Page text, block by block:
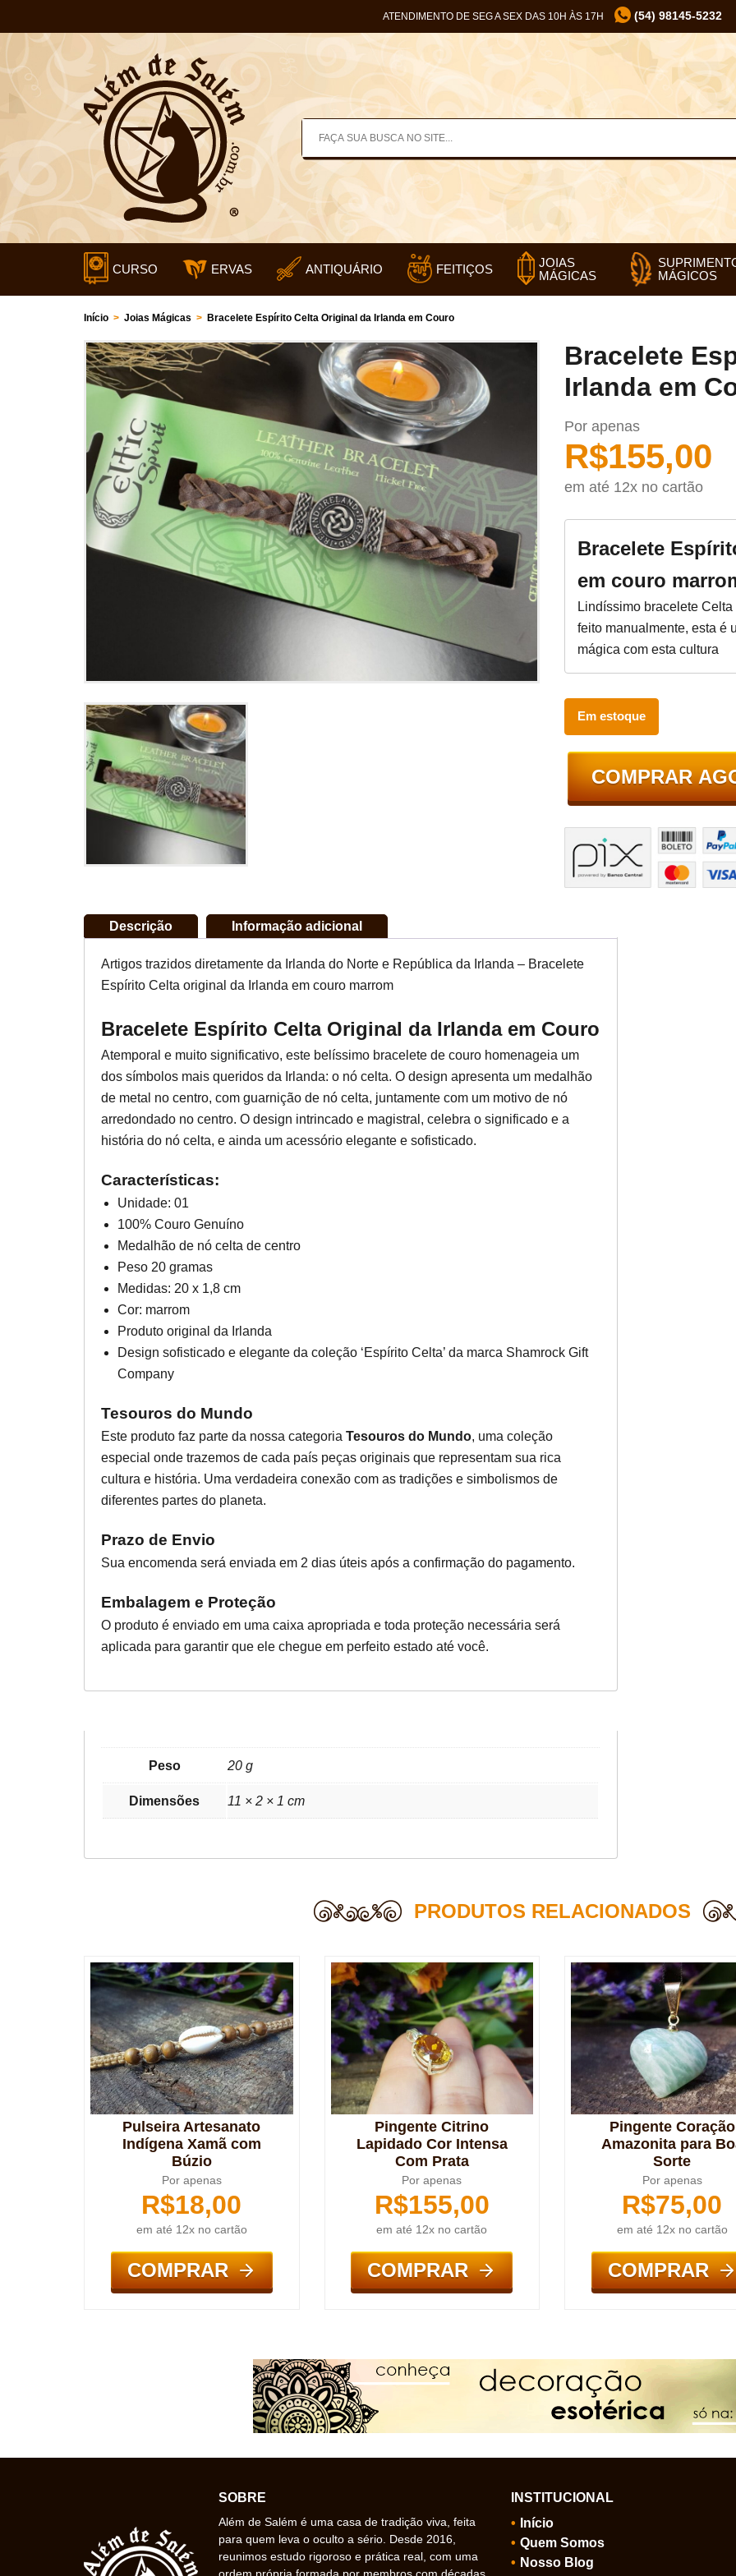
ATENDIMENTO DE SEG A SEX DAS 10H ÀS 17H (54) 98145-5232
CURSO ERVAS ANTIQUÁRIO FEITIÇOS
JOIAS
MÁGICAS
MÁGICOS
Início > Joias Mágicas > Bracelete Espírito Celta Original da Irlanda em Couro
Bracelete
Irlanda em
Por apenas
R$155,00
em até 12x no cartão
Bracelete
em couro
Lindíssimo bracelete
feito manualmente, esta é
mágica com esta cultura
Em estoque
COMPRAR
Descrição Informação adicional
Artigos trazidos diretamente da Irlanda do Norte e República da Irlanda – Bracelete
Espírito Celta original da Irlanda em couro marrom
Bracelete Espírito Celta Original da Irlanda em Couro
Atemporal e muito significativo, este belíssimo bracelete de couro homenageia um
dos símbolos mais queridos da Irlanda: o nó celta. O design apresenta um medalhão
de metal no centro, com guarnição de nó celta, juntamente com um motivo de nó
arredondado no centro. O design intrincado e magistral, celebra o significado e a
história do nó celta, e ainda um acessório elegante e sofisticado.
Características:
Unidade: 01
100% Couro Genuíno
Medalhão de nó celta de centro
Peso 20 gramas
Medidas: 20 x 1,8 cm
Cor: marrom
Produto original da Irlanda
Design sofisticado e elegante da coleção ‘Espírito Celta’ da marca Shamrock Gift
Company
Tesouros do Mundo
Este produto faz parte da nossa categoria Tesouros do Mundo, uma coleção
especial onde trazemos de cada país peças originais que representam sua rica
cultura e história. Uma verdadeira conexão com as tradições e simbolismos de
diferentes partes do planeta.
Prazo de Envio
Sua encomenda será enviada em 2 dias úteis após a confirmação do pagamento.
Embalagem e Proteção
O produto é enviado em uma caixa apropriada e toda proteção necessária será
aplicada para garantir que ele chegue em perfeito estado até você.
Peso 20 g
Dimensões 11 × 2 × 1 cm
PRODUTOS RELACIONADOS
Pulseira Artesanato
Indígena Xamã com
Búzio
Por apenas
R$18,00
em até 12x no cartão
COMPRAR
Pingente Citrino
Lapidado Cor Intensa
Com Prata
Por apenas
R$155,00
em até 12x no cartão
COMPRAR
Pingente Coração
Amazonita para
Sorte
Por apenas
R$75,00
em até 12x no cartão
COMPRAR
SOBRE
Além de Salém é uma casa de tradição viva, feita
para quem leva o oculto a sério. Desde 2016,
reunimos estudo rigoroso e prática real, com uma
INSTITUCIONAL
Início
Quem Somos
Nosso Blog